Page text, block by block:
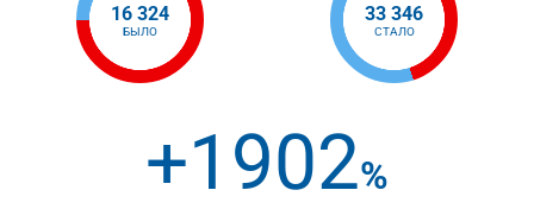
16 324
БЫЛО
33 346
СТАЛО
+1902%